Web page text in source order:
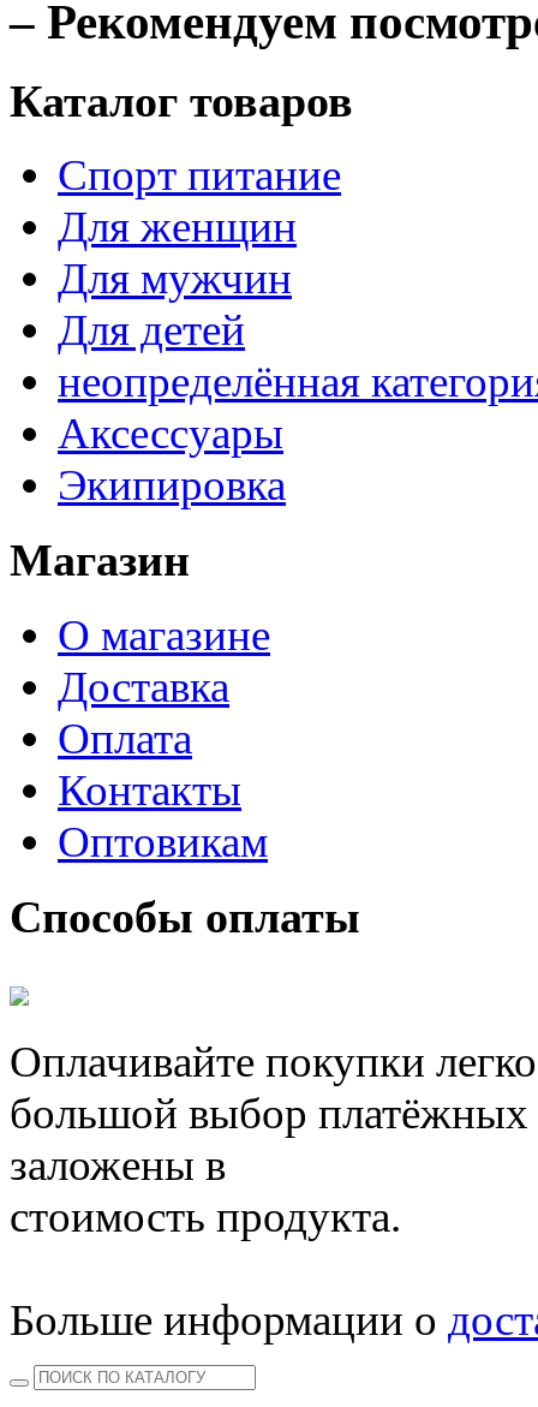
– Рекомендуем
Каталог товаров
Спорт питание
Для женщин
Для мужчин
Для детей
неопределённая
Аксессуары
Экипировка
Магазин
О магазине
Доставка
Оплата
Контакты
Оптовикам
Способы оплаты
Оплачивайте покупки
большой выбор
заложены в
стоимость продукта.
Больше информации о